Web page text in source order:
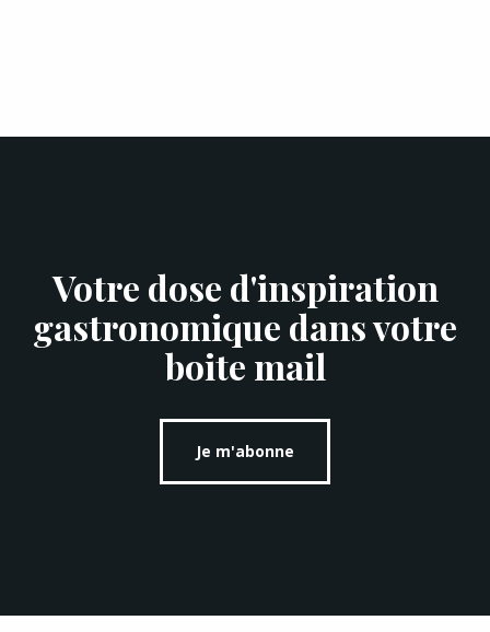
Votre dose d'inspiration
gastronomique dans votre
boite mail
Je m'abonne